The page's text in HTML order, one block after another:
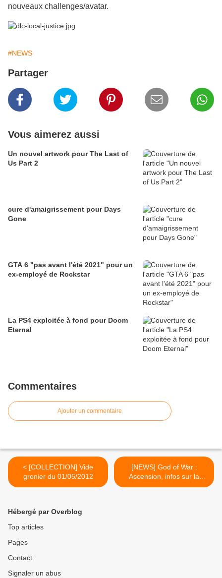
nouveaux challenges/avatar.
#NEWS
Partager
Vous aimerez aussi
Un nouvel artwork pour The Last of
Us Part 2
cure d'amaigrissement pour Days
Gone
GTA 6 "pas avant l'été 2021" pour un
ex-employé de Rockstar
La PS4 exploitée à fond pour Doom
Eternal
Commentaires
Ajouter un commentaire
< [COLLECTION] Vide
grenier du 01/05/2012
[NEWS] God of War :
Ascension, infos sur la
campagne solo et
Hébergé par Overblog
Top articles
Pages
Contact
Signaler un abus